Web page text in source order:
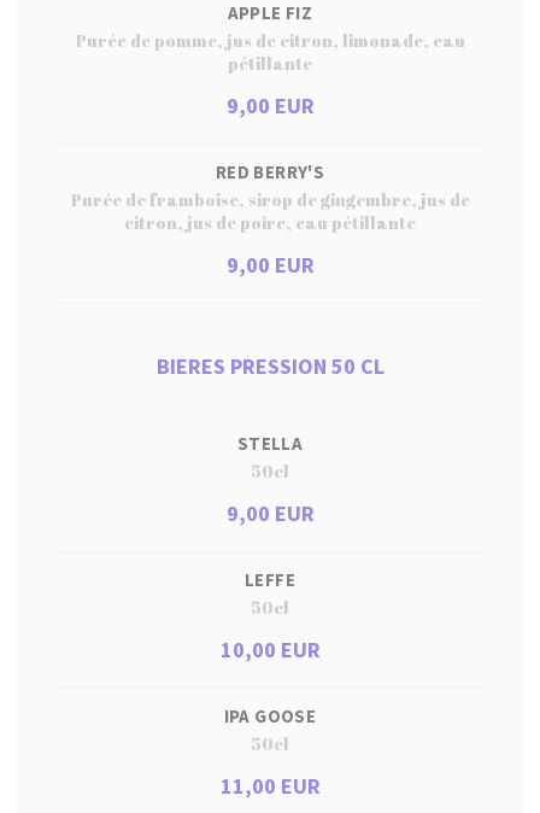
APPLE FIZ
Purée de pomme, jus de citron, limonade, eau
pétillante
9,00 EUR
RED BERRY'S
Purée de framboise, sirop de gingembre, jus de
citron, jus de poire, eau pétillante
9,00 EUR
BIERES PRESSION 50 CL
STELLA
50cl
9,00 EUR
LEFFE
50cl
10,00 EUR
IPA GOOSE
50cl
11,00 EUR